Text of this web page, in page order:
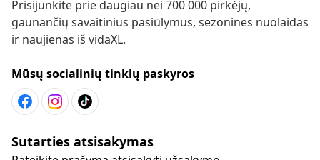
Prisijunkite prie daugiau nei 700 000 pirkėjų,
gaunančių savaitinius pasiūlymus, sezonines nuolaidas
ir naujienas iš vidaXL.
Mūsų socialinių tinklų paskyros
Sutarties atsisakymas